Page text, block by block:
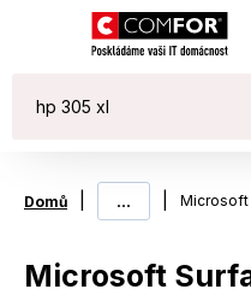
Domů ...
Microsoft